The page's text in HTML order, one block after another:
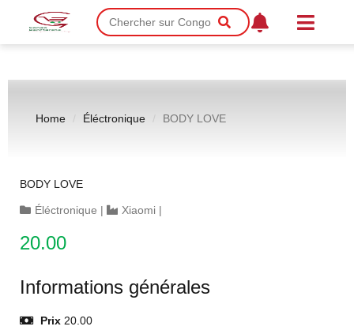
Home Éléctronique BODY LOVE
BODY LOVE
Éléctronique | Xiaomi |
20.00
Informations générales
Prix 20.00